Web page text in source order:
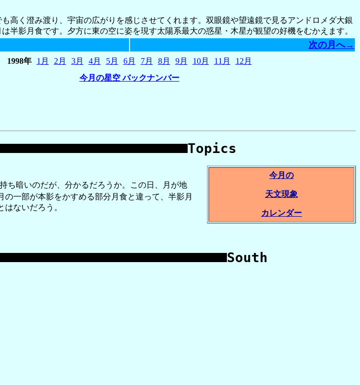
高く澄み渡り、宇宙の広がりを感じさせてくれます。双眼鏡や望遠鏡で見るアンドロメダ大銀
半影月食です。夕方に東の空に姿を現す太陽系最大の惑星・木星が観望の好機をむかえます。
次の月へ→
1998年 1月 2月 3月 4月 5月 6月 7月 8月 9月 10月 11月
12月
今月の星空 バックナンバー
Topics
ち暗いのだが、分かるだろうか。この日、月が地
一部が本影をかすめる部分月食と違って、半影月
ないだろう。
今月の
天文現象
カレンダー
South